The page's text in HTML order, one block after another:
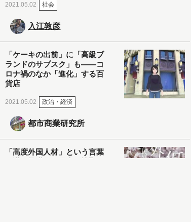
2021.05.02 社会
入江敦彦
「ケーキの出前」に「高級ブ
ランドのサブスク」も――コ
ロナ禍のなか「進化」する百
貨店
2021.05.02 政治・経済
都市商業研究所
「高度外国人材」という言葉